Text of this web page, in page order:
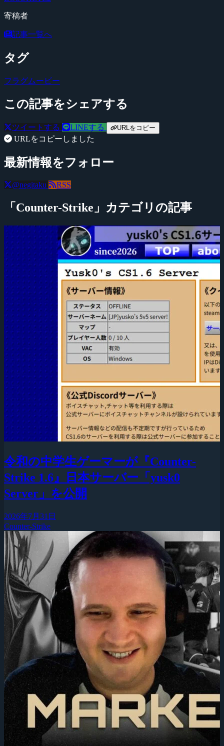
寄稿者
記事一覧へ
タグ
フラグムービー
この記事をシェアする
ツイートする LINEする URLをコピー
URLをコピーしました
最新情報をフォロー
@negitaku RSS
「Counter-Strike」カテゴリの記事
令和の中学生ゲーマーが『Counter-
Strike 1.6』日本サーバー「yusk0
Server」を公開
2026年7月31日
Counter-Strike